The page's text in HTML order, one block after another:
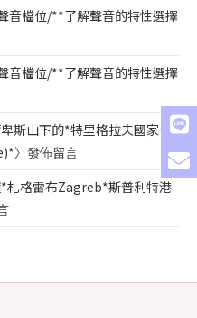
音檔位/**了解聲音的特性選擇
音檔位/**了解聲音的特性選擇
斯山下的*特里格拉夫國家公
〉發佈留言
札格雷布Zagreb*斯普利特港